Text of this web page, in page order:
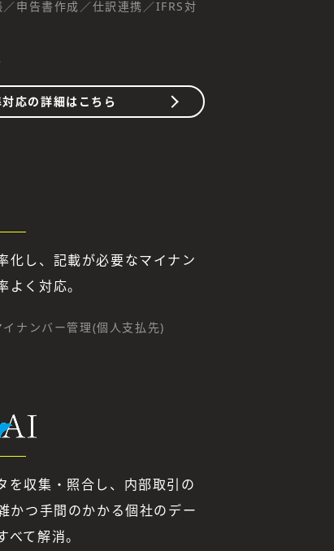
申告書作成／仕訳連携／IFRS対
応の詳細はこちら
化し、記載が必要なマイナン
よく対応。
ナンバー管理(個人支払先)
を収集・照合し、内部取引の
かつ手間のかかる個社のデー
べて解消。